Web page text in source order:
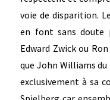
voie de disparition.
en font sans doute
Edward Zwick ou
que John Williams du
exclusivement à sa